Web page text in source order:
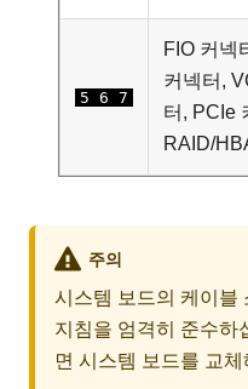
5 6 7
FIO 커넥
커넥터,
터, PCIe
RAID/
주의
시스템 보드의 케이블
지침을 엄격히 준수하
면 시스템 보드를 교